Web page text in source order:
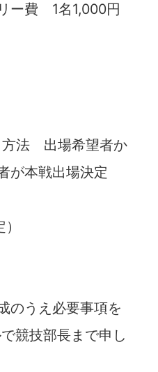
ー費 1名1,000円
法 出場希望者か
が本戦出場決定
のうえ必要事項を
競技部長まで申し